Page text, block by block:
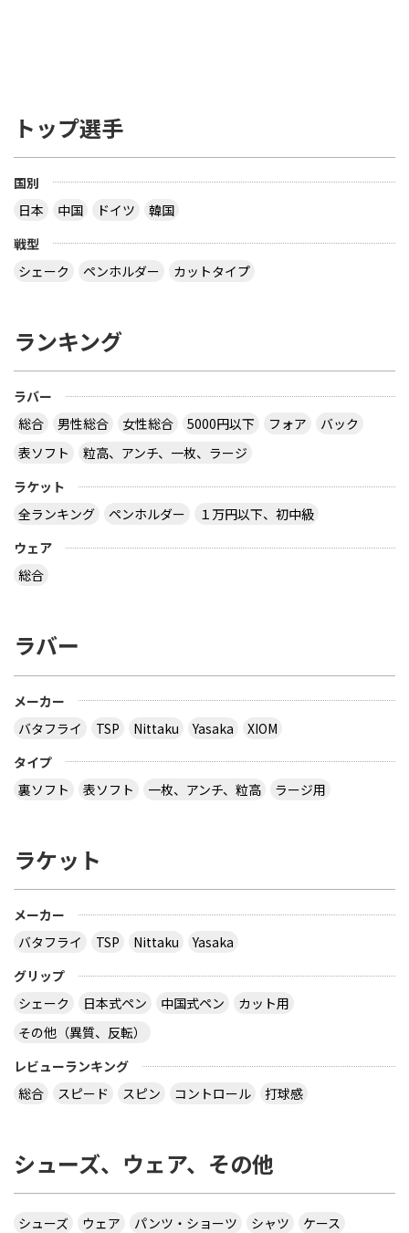
トップ選手
国別
日本
中国 ドイツ
韓国
戦型
シェーク
ペンホルダー カットタイプ
ランキング
ラバー
総合
男性総合 女性総合 5000円以下 フォア
バック
表ソフト
粒高、アンチ、一枚、ラージ
ラケット
全ランキング
ペンホルダー
１万円以下、初中級
ウェア
総合
ラバー
メーカー
バタフライ
TSP Nittaku Yasaka
XIOM
タイプ
裏ソフト
表ソフト 一枚、アンチ、粒高 ラージ用
ラケット
メーカー
バタフライ
TSP Nittaku
Yasaka
グリップ
シェーク
日本式ペン 中国式ペン
カット用
その他（異質、反転）
レビューランキング
総合
スピード スピン コントロール 打球感
シューズ、ウェア、その他
シューズ ウェア パンツ・ショーツ シャツ
ケース